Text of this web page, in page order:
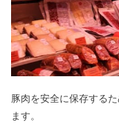
豚肉を安全に保存する
ます。